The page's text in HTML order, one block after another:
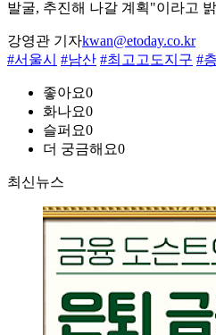
발굴, 추진해 나갈 계획"이라고
강영관 기자kwan@etoday.co.kr
#서울시 #남산 #최고고도지구 #
좋아요0
화나요0
슬퍼요0
더 궁금해요0
최신뉴스